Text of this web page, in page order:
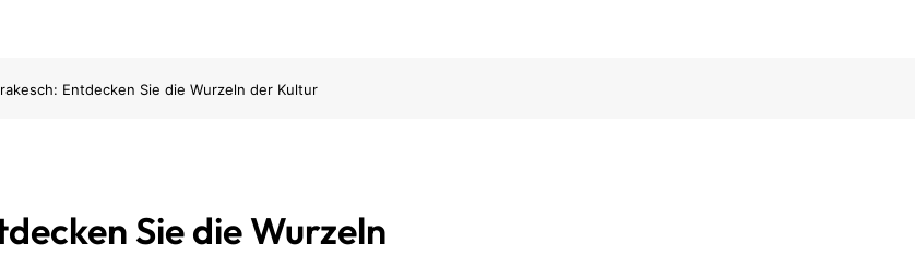
Entdecken Sie die Wurzeln der Kultur
Sie die Wurzeln